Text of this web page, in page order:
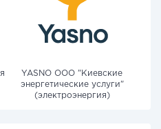
YASNO OOO "Киевские
энергетические услуги"
(электроэнергия)